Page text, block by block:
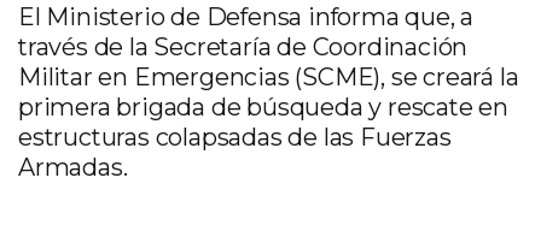
El Ministerio de Defensa informa que, a
través de la Secretaría de Coordinación
Militar en Emergencias (SCME), se creará la
primera brigada de búsqueda y rescate en
estructuras colapsadas de las Fuerzas
Armadas.